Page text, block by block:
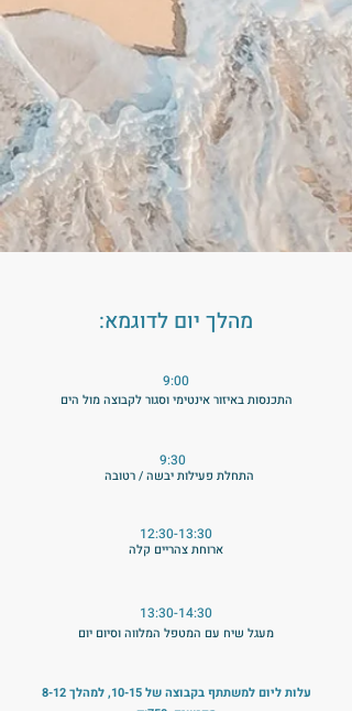
מהלך יום לדוגמא:
התכנסות באיזור אינטימי וסגור לקבוצה מול הים
9:00
התחלת פעילות יבשה / רטובה
9:30
ארוחת צהריים קלה
12:30-13:30
מעגל שיח עם המטפל המלווה וסיום יום
13:30-14:30
עלות ליום למשתתף בקבוצה של 10-15, למהלך 8-12